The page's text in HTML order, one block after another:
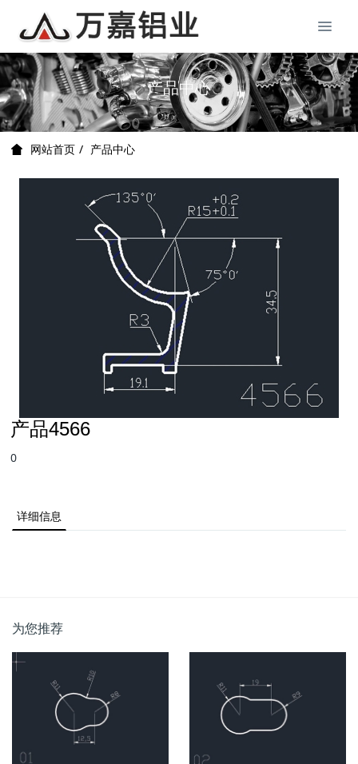
产品中心
网站首页 产品中心
产品4566
0
详细信息
为您推荐